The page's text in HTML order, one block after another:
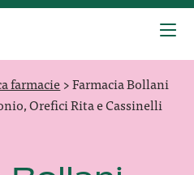
farmacie>Farmacia Bollani
Orefici Rita e Cassinelli